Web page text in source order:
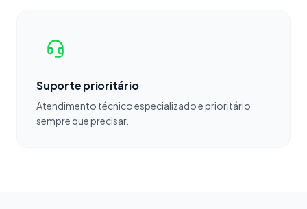
Suporte prioritário
Atendimento técnico especializado e prioritário
sempre que precisar.